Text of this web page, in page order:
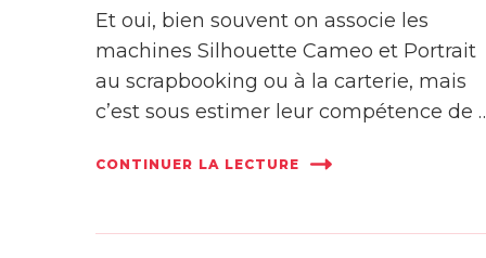
Et oui, bien souvent on associe les
machines Silhouette Cameo et Portrait
au scrapbooking ou à la carterie, mais
c’est sous estimer leur compétence de
CONTINUER LA LECTURE